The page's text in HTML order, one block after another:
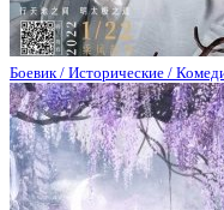
Боевик / Исторические /